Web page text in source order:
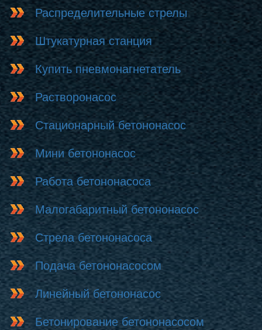
Распределительные стрелы
Штукатурная станция
Купить пневмонагнетатель
Растворонасос
Стационарный бетононасос
Мини бетононасос
Работа бетононасоса
Малогабаритный бетононасос
Стрела бетононасоса
Подача бетононасосом
Линейный бетононасос
Бетонирование бетононасосом